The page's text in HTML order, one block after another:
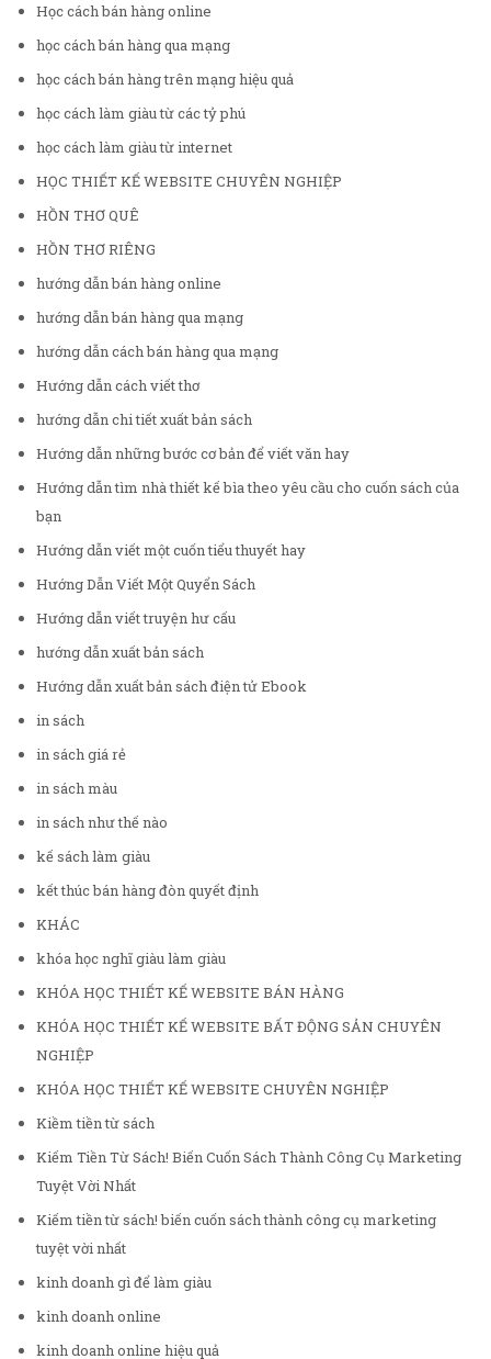
Học cách bán hàng online
học cách bán hàng qua mạng
học cách bán hàng trên mạng hiệu quả
học cách làm giàu từ các tỷ phú
học cách làm giàu từ internet
HỌC THIẾT KẾ WEBSITE CHUYÊN NGHIỆP
HỒN THƠ QUÊ
HỒN THƠ RIÊNG
hướng dẫn bán hàng online
hướng dẫn bán hàng qua mạng
hướng dẫn cách bán hàng qua mạng
Hướng dẫn cách viết thơ
hướng dẫn chi tiết xuất bản sách
Hướng dẫn những bước cơ bản để viết văn hay
Hướng dẫn tìm nhà thiết kế bìa theo yêu cầu cho cuốn sách của
bạn
Hướng dẫn viết một cuốn tiểu thuyết hay
Hướng Dẫn Viết Một Quyển Sách
Hướng dẫn viết truyện hư cấu
hướng dẫn xuất bản sách
Hướng dẫn xuất bản sách điện tử Ebook
in sách
in sách giá rẻ
in sách màu
in sách như thế nào
kế sách làm giàu
kết thúc bán hàng đòn quyết định
KHÁC
khóa học nghĩ giàu làm giàu
KHÓA HỌC THIẾT KẾ WEBSITE BÁN HÀNG
KHÓA HỌC THIẾT KẾ WEBSITE BẤT ĐỘNG SẢN CHUYÊN
NGHIỆP
KHÓA HỌC THIẾT KẾ WEBSITE CHUYÊN NGHIỆP
Kiềm tiền từ sách
Kiếm Tiền Từ Sách! Biến Cuốn Sách Thành Công Cụ Marketing
Tuyệt Vời Nhất
Kiếm tiền từ sách! biến cuốn sách thành công cụ marketing
tuyệt vời nhất
kinh doanh gì để làm giàu
kinh doanh online
kinh doanh online hiệu quả